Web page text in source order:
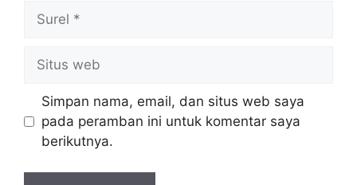
Surel
Situs
web
Simpan nama, email, dan situs web saya
pada peramban ini untuk komentar saya
berikutnya.